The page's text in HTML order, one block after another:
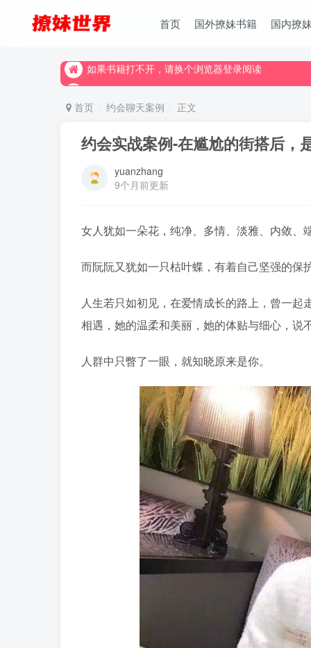
首页 国外撩妹书籍 国内撩
如果书籍打不开，请换个浏览器登录阅读
如果书籍打不开，请换个浏览器登录阅读
首页 约会聊天案例 正文
约会实战案例-在尴尬的街搭后，
yuanzhang
9个月前更新
女人犹如一朵花，纯净、多情、淡雅、内敛
而阮阮又犹如一只枯叶蝶，有着自己坚强的
人生若只如初见，在爱情成长的路上，曾一
相遇，她的温柔和美丽，她的体贴与细心，说
人群中只瞥了一眼，就知晓原来是你。